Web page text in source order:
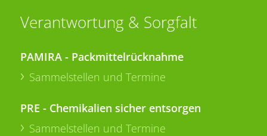
Verantwortung & Sorgfalt
PAMIRA - Packmittelrücknahme
Sammelstellen und Termine
PRE - Chemikalien sicher entsorgen
Sammelstellen und Termine